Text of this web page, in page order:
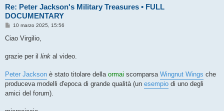
Re: Peter Jackson's Military Treasures • FULL
DOCUMENTARY
M
s
g
o
10 marzo 2025, 15:56
Ciao Virgilio,
grazie per il link al video.
Peter Jackson è stato titolare della ormai scomparsa Wingnut Wings che
produceva modelli d'epoca di grande qualità (un esempio di uno degli
amici del forum).